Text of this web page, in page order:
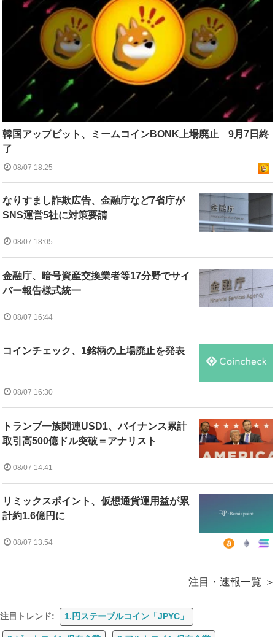
韓国アップビット、ミームコインBONK上場廃止 9月7日終
了
08/07 18:25
なりすまし詐欺広告、金融庁など7省庁が
SNS運営5社に対策要請
08/07 18:05
金融庁、暗号資産交換業者等17分野でサイ
バー報告様式統一
08/07 16:44
コインチェック、1銘柄の上場廃止を発表
08/07 16:30
トランプ一族関連USD1、バイナンス累計
取引高500億ドル突破＝アナリスト
08/07 14:41
リミックスポイント、仮想通貨運用益が累
計約1.6億円に
08/07 13:54
注目・速報一覧
注目トレンド: 1.円ステーブルコイン「JPYC」